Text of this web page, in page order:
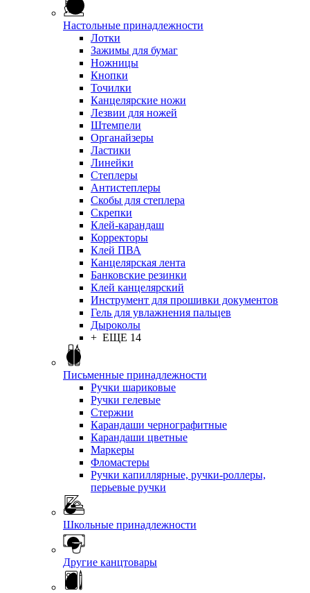
Настольные принадлежности
Лотки
Зажимы для бумаг
Ножницы
Кнопки
Точилки
Канцелярские ножи
Лезвии для ножей
Штемпели
Органайзеры
Ластики
Линейки
Степлеры
Антистеплеры
Скобы для степлера
Скрепки
Клей-карандаш
Корректоры
Клей ПВА
Канцелярская лента
Банковские резинки
Клей канцелярский
Инструмент для прошивки документов
Гель для увлажнения пальцев
Дыроколы
+ ЕЩЕ 14
Письменные принадлежности
Ручки шариковые
Ручки гелевые
Стержни
Карандаши чернографитные
Карандаши цветные
Маркеры
Фломастеры
Ручки капиллярные, ручки-роллеры,
перьевые ручки
Школьные принадлежности
Другие канцтовары